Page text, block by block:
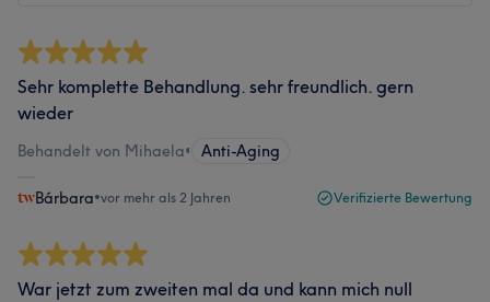
Sehr komplette Behandlung. sehr freundlich. gern
wieder
Behandelt von Mihaela• Anti-Aging
Bárbara•vor mehr als 2 Jahren Verifizierte Bewertung
War jetzt zum zweiten mal da und kann mich null